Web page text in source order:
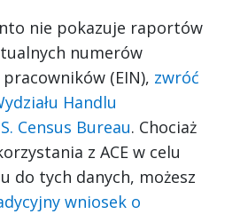
nie pokazuje raportów
numerów
(EIN), zwróć
Handlu
Census Bureau. Chociaż
z ACE w celu
do tych danych, możesz
wniosek o